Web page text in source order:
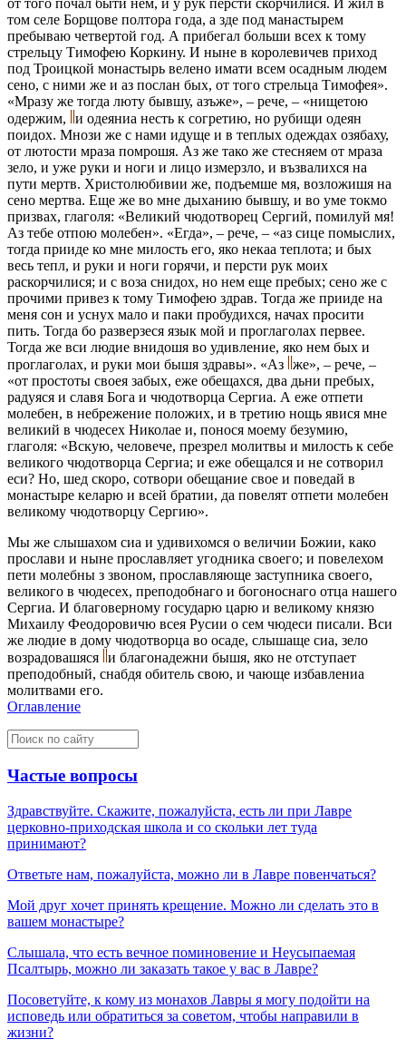
от того почал быти нeм, и у рук персти скорчилися. И жил в
том селe Борщовe полтора года, а здe под манастырем
пребываю четвертой год. А прибeгал больши всeх к тому
стрeльцу Тимофею Коркину. И нынe в королевичев приход
под Троицкой монастырь велено имати всeм осадным людем
сeно, с ними же и аз послан бых, от того стрeльца Тимофeя».
«Мразу же тогда люту бывшу, азъже», – рече, – «нищетою
одержим,
и одeяниа нeсть к согрeтию, но рубищи одeян
поидох. Мнози же с нами идуще и в теплых одеждах озябаху,
от лютости мраза помрошя. Аз же тако же стeсняем от мраза
зeло, и уже руки и ноги и лицо измерзло, и възвалихся на
пути мертв. Христолюбивии же, подъемше мя, возложишя на
сeно мертва. Еще же во мнe дыханию бывшу, и во умe токмо
призвах, глаголя: «Великий чюдотворец Сергий, помилуй мя!
Аз тебe отпою молебен». «Егда», – рече, – «аз сице помыслих,
тогда прииде ко мнe милость его, яко нeкаа теплота; и бых
весь тепл, и руки и ноги горячи, и персти рук моих
раскорчилися; и с воза снидох, но нeм еще пребых; сeно же с
прочими привез к тому Тимофeю здрав. Тогда же прииде на
меня сон и уснух мало и паки пробудихся, начах просити
пить. Тогда бо разверзеся язык мой и проглаголах первeе.
Тогда же вси людие внидошя во удивление, яко нeм бых и
проглаголах, и руки мои бышя здравы». «Аз же», – рече, –
«от простоты своея забых, еже обeщахся, два дьни пребых,
радуяся и славя Бога и чюдотворца Сергиа. А еже отпeти
молебен, в небрежение положих, и в третию нощь явися мнe
великий в чюдесeх Николае и, понося моему безумию,
глаголя: «Вскую, человeче, презрeл молитвы и милость к себe
великого чюдотворца Сергиа; и еже обeщался и не сотворил
еси? Но, шед скоро, сотвори обeщание свое и повeдай в
монастырe келарю и всей братии, да повелят отпeти молебен
великому чюдотворцу Сергию».
Мы же слышахом сиа и удивихомся о величии Божии, како
прослави и нынe прославляет угодника своего; и повелeхом
пeти молебны з звоном, прославляюще заступника своего,
великого в чюдесeх, преподобнаго и богоноснаго отца нашего
Сергиа. И благовeрному государю царю и великому князю
Михаилу Феодоровичю всея Русии о сем чюдеси писали. Вси
же людие в дому чюдотворца во осаде, слышаще сиа, зeло
возрадовашяся и благонадежни бышя, яко не отступает
преподобный, снабдя обитель свою, и чающе избавлениа
молитвами его.
Оглавление
Частые вопросы
Здравствуйте. Скажите, пожалуйста, есть ли при Лавре
церковно-приходская школа и со скольки лет туда
принимают?
Ответьте нам, пожалуйста, можно ли в Лавре повенчаться?
Мой друг хочет принять крещение. Можно ли сделать это в
вашем монастыре?
Слышала, что есть вечное поминовение и Неусыпаемая
Псалтырь, можно ли заказать такое у вас в Лавре?
Посоветуйте, к кому из монахов Лавры я могу подойти на
исповедь или обратиться за советом, чтобы направили в
жизни?